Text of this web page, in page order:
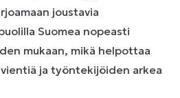
joustavia
Suomea nopeasti
mukaan, mikä helpottaa
ja työntekijöiden arkea